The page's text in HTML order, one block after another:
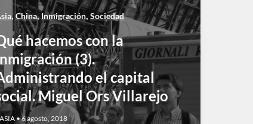
, China,Inmigración, Sociedad
hacemos con la
(3).
el capital
Miguel Ors Villarejo
•6 agosto, 2018